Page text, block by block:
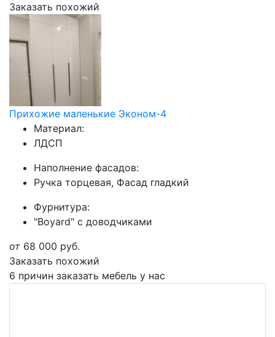
Заказать похожий
Прихожие маленькие Эконом-4
Материал:
ЛДСП
Наполнение фасадов:
Ручка торцевая, Фасад гладкий
Фурнитура:
"Boyard" с доводчиками
от 68 000 руб.
Заказать похожий
6 причин заказать мебель у нас